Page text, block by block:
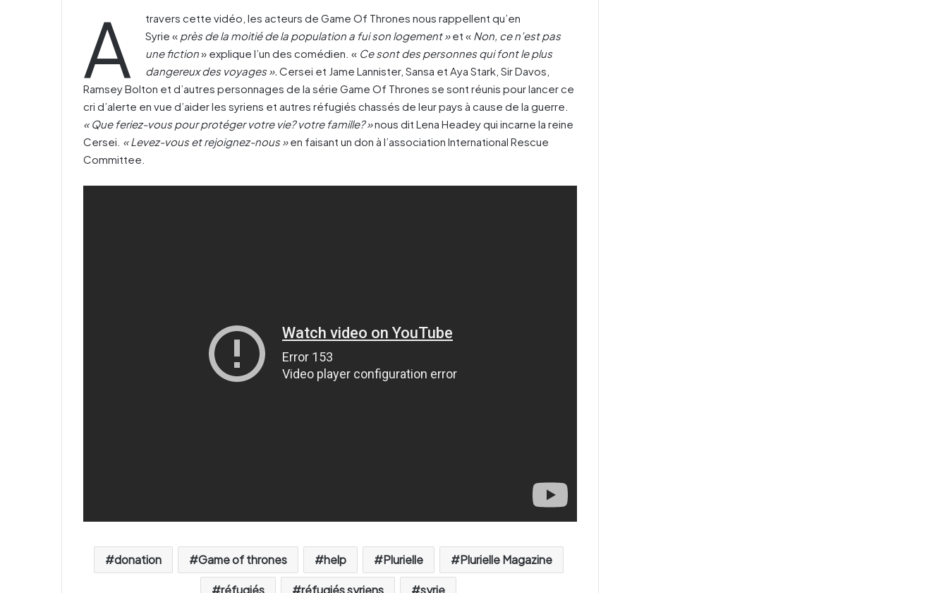
A
travers cette vidéo, les acteurs de Game Of Thrones nous rappellent qu’en
Syrie « près de la moitié de la population a fui son logement »et « Non, ce n’est pas
une fiction» explique l’un des comédien. « Ce sont des personnes qui font le plus
dangereux des voyages ». Cersei et Jame Lannister, Sansa et Aya Stark, Sir Davos,
Ramsey Bolton et d’autres personnages de la série Game Of Thrones se sont réunis pour lancer ce
cri d’alerte en vue d’aider les syriens et autres réfugiés chassés de leur pays à cause de la guerre.
« Que feriez-vous pour protéger votre vie? votre famille? »nous dit Lena Headey qui incarne la reine
Cersei. « Levez-vous et rejoignez-nous »en faisant un don à l’association International Rescue
Committee.
donation Game of thrones help Plurielle Plurielle Magazine
réfugiés réfugiés syriens syrie